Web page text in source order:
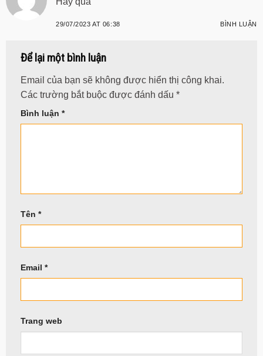
29/07/2023 AT 06:38 BÌNH LUẬN
Để lại một bình luận
Email của bạn sẽ không được hiển thị công khai.
Các trường bắt buộc được đánh dấu *
Bình luận *
Tên *
Email *
Trang web